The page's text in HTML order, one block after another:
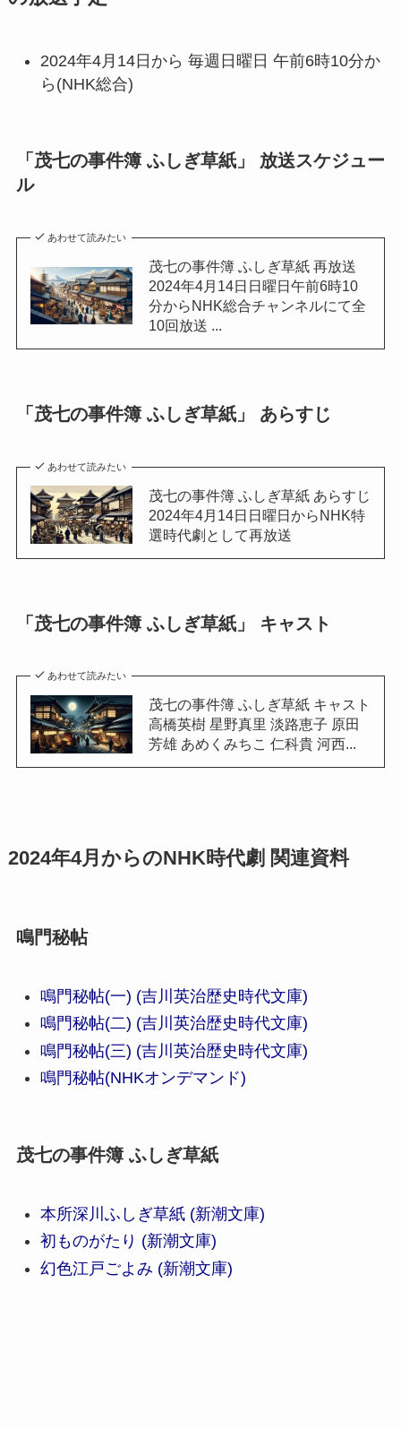
2024年4月14日から 毎週日曜日 午前6時10分か
ら(NHK総合)
「茂七の事件簿 ふしぎ草紙」 放送スケジュー
ル
あわせて読みたい
茂七の事件簿 ふしぎ草紙 再放送
2024年4月14日日曜日午前6時10
分からNHK総合チャンネルにて全
10回放送 ...
「茂七の事件簿 ふしぎ草紙」 あらすじ
あわせて読みたい
茂七の事件簿 ふしぎ草紙 あらすじ
2024年4月14日日曜日からNHK特
選時代劇として再放送
「茂七の事件簿 ふしぎ草紙」 キャスト
あわせて読みたい
茂七の事件簿 ふしぎ草紙 キャスト
高橋英樹 星野真里 淡路恵子 原田
芳雄 あめくみちこ 仁科貴 河西...
2024年4月からのNHK時代劇 関連資料
鳴門秘帖
鳴門秘帖(一) (吉川英治歴史時代文庫)
鳴門秘帖(二) (吉川英治歴史時代文庫)
鳴門秘帖(三) (吉川英治歴史時代文庫)
鳴門秘帖(NHKオンデマンド)
茂七の事件簿 ふしぎ草紙
本所深川ふしぎ草紙 (新潮文庫)
初ものがたり (新潮文庫)
幻色江戸ごよみ (新潮文庫)